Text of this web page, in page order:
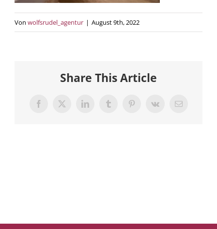
Von wolfsrudel_agentur | August 9th, 2022
Share This Article
Facebook
X LinkedInTumblrPinterestVk
E-